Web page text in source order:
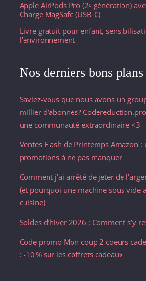
Apple AirPods Pro (2ᵉ génération)
Charge MagSafe (USB‑C) ​​​​​​​
Livre gratuit pour enfant,
l'environnement
Nos derniers bons plans
Saviez-vous que nous avons un
millier d’abonnés?
une communauté extraordinaire <3
Ventes Flash de Printemps Amazon :
promotions à ne pas manquer
Comment j’ai arrêté de jeter de
(et pourquoi une machine sous vide
cuisine)
Soldes d’hiver 2026 : Comment s’y
Code promo Mon coup 2 coeurs
: -10 % sur les coffrets cadeaux